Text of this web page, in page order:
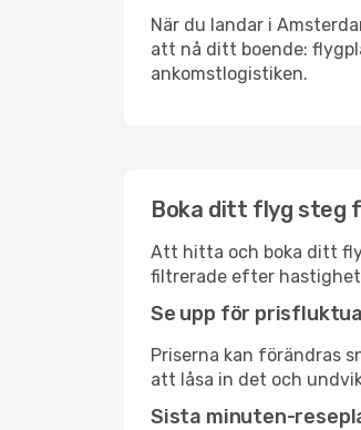
När du landar i
att nå ditt boende:
ankomstlogistiken.
Boka ditt flyg steg
Att hitta och boka ditt
filtrerade efter
Se upp för
Priserna kan förändras
att låsa in det och
Sista minuten-